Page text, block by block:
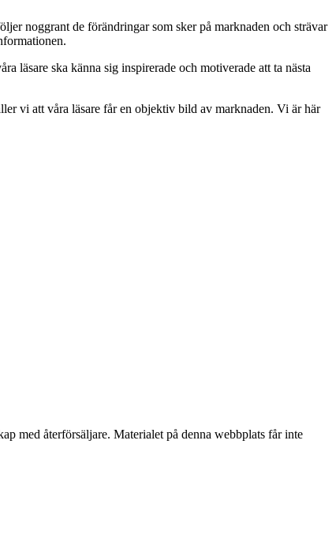
noggrant de förändringar som sker på marknaden och strävar
läsare ska känna sig inspirerade och motiverade att ta nästa
vi att våra läsare får en objektiv bild av marknaden. Vi är här
med återförsäljare. Materialet på denna webbplats får inte